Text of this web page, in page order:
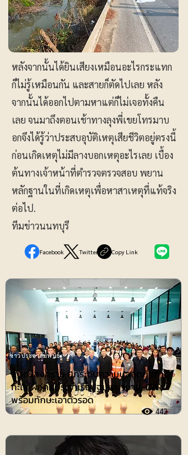
หลังจากนั้นได้ยินเสียงเหมือนอะไรกระแทก
ก็ไม่รู้เหมือนกัน และสายก็ตัดไปเลย หลัง
จากนั้นได้ออกไปตามหาแต่ก็ไม่เจอทั้งคืน
เลย จนมาถึงตอนเช้าทางลุงพี่เขยโทรมาบ
อกจึงได้รู้ว่าประสบอุบัติเหตุเสียชีวิตอยู่ตรงนี้
ก่อนเกิดเหตุไม่มีลางบอกเหตุอะไรเลย เบื้อง
ต้นทางเจ้าหน้าที่ตำรวจตรวจสอบ พยาน
หลักฐานในที่เกิดเหตุเพื่อหาสาเหตุที่แท้จริง
ต่อไป.
ทีมข่าวนนทบุรี
Facebook Twitter Copy Link
สมุทรสงคราม ยกระดับความปลอดภัยทาง
ทะเล ฝึกคนประจำเรือปฐมพยาบาล-CPR
พร้อมทักษะเอาตัวรอด
442
ข่าวประชาสัมพันธ์